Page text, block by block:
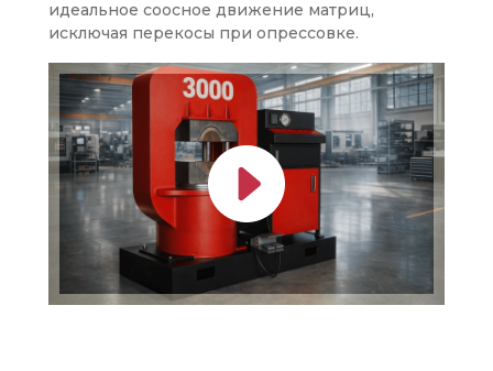
идеальное соосное движение матриц,
исключая перекосы при опрессовке.